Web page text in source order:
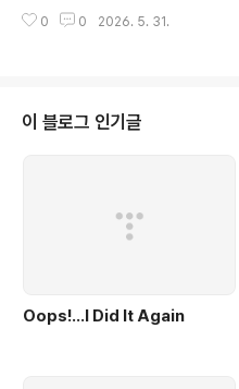
으로 오후를 보냈다.
0 0 2026. 5. 31.
이 블로그 인기글
Oops!…I Did It Again